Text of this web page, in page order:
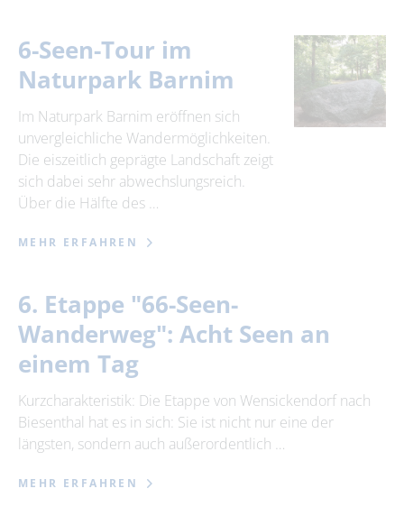
6-Seen-Tour im
Naturpark Barnim
Im Naturpark Barnim eröffnen sich
unvergleichliche Wandermöglichkeiten.
Die eiszeitlich geprägte Landschaft zeigt
sich dabei sehr abwechslungsreich.
Über die Hälfte des …
MEHR ERFAHREN
6. Etappe "66-Seen-
Wanderweg": Acht Seen an
einem Tag
Kurzcharakteristik: Die Etappe von Wensickendorf nach
Biesenthal hat es in sich: Sie ist nicht nur eine der
längsten, sondern auch außerordentlich …
MEHR ERFAHREN